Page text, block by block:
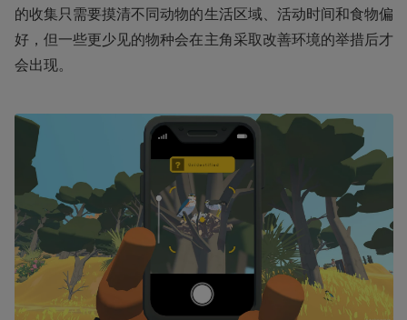
的收集只需要摸清不同动物的生活区域、活动时间和食物偏
好，但一些更少见的物种会在主角采取改善环境的举措后才
会出现。